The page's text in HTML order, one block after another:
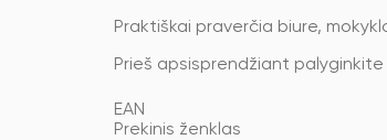
Praktiškai praverčia biure,
Prieš apsisprendžiant
EAN
Prekinis ženklas